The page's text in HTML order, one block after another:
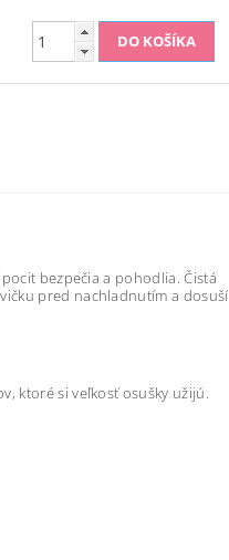
bezpečia a pohodlia. Čistá
pred nachladnutím a dosuší
ktoré si veľkosť osušky užijú.